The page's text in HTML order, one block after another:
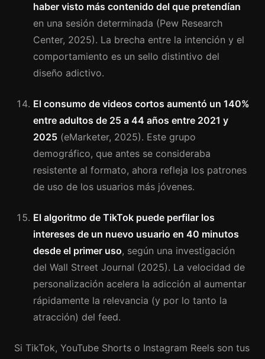
haber visto más contenido del que pretendían
en una sesión determinada (Pew Research
Center, 2025). La brecha entre la intención y el
comportamiento es un sello distintivo del
diseño adictivo.
El consumo de videos cortos aumentó un 140%
entre adultos de 25 a 44 años entre 2021 y
2025 (eMarketer, 2025). Este grupo
demográfico, que antes se consideraba
resistente al formato, ahora refleja los patrones
de uso de los usuarios más jóvenes.
El algoritmo de TikTok puede perfilar los
intereses de un nuevo usuario en 40 minutos
desde el primer uso, según una investigación
del Wall Street Journal (2025). La velocidad de
personalización acelera la adicción al aumentar
rápidamente la relevancia (y por lo tanto la
atracción) del feed.
Si TikTok, YouTube Shorts o Instagram Reels son tus